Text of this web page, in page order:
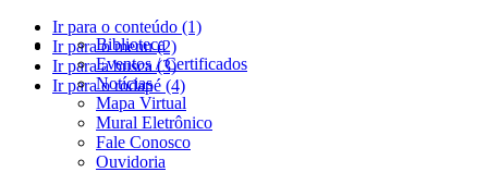
Ir para o conteúdo (1)
Ir para o menu (2)
Ir para a busca (3)
Ir para o rodapé (4)
Biblioteca
Eventos / Certificados
Notícias
Mapa Virtual
Mural Eletrônico
Fale Conosco
Ouvidoria